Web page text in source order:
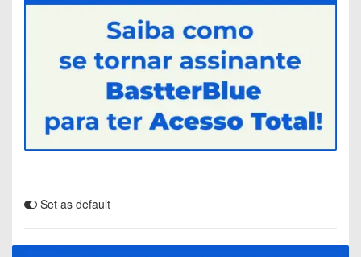
Set as default